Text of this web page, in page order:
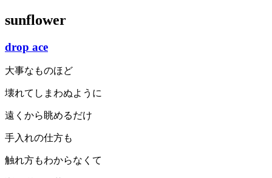
sunflower
drop ace
大事なものほど
壊れてしまわぬように
遠くから眺めるだけ
手入れの仕方も
触れ方もわからなくて